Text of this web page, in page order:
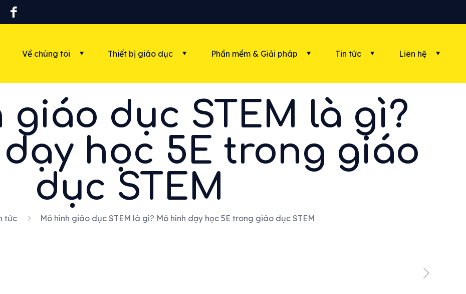
Về chúng tôi Thiết bị giáo dục Phần mềm & Giải pháp Tin tức Liên hệ
giáo dục STEM là gì?
học 5E trong giáo
dục STEM
tức Mô hình giáo dục STEM là gì? Mô hình dạy học 5E trong giáo dục STEM